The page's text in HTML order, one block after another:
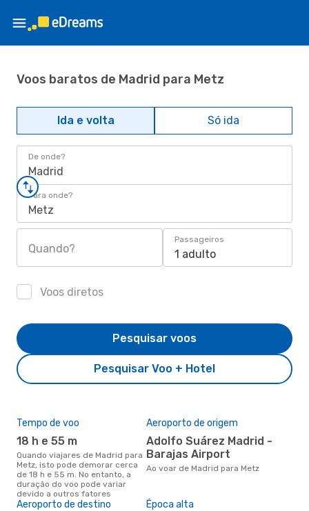
Voos baratos de Madrid para Metz
Ida e volta Só ida
De onde?
Madrid
Para onde?
Metz
Quando?
Passageiros
1 adulto
Voos diretos
Pesquisar Voo + Hotel
Pesquisar voos
Tempo de voo
18 h e 55 m
Quando viajares de Madrid para
Metz, isto pode demorar cerca
de 18 h e 55 m. No entanto, a
duração do voo pode variar
devido a outros fatores
Aeroporto de origem
Adolfo Suárez Madrid -
Barajas Airport
Ao voar de Madrid para Metz
Aeroporto de destino Época alta